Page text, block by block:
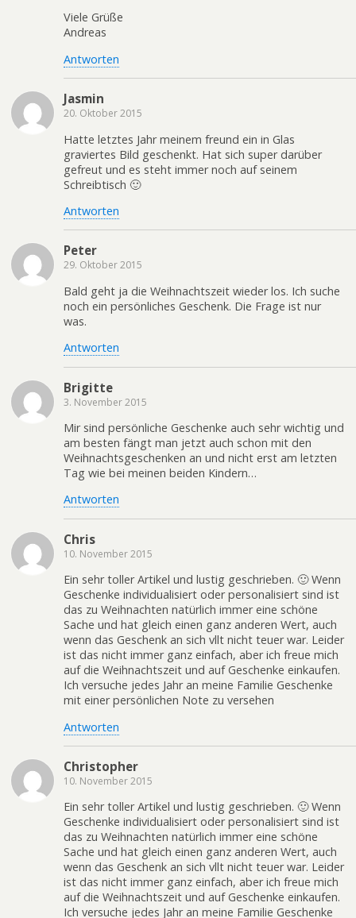
Viele Grüße
Andreas
Antworten
Jasmin
20. Oktober 2015
Hatte letztes Jahr meinem freund ein in Glas
graviertes Bild geschenkt. Hat sich super darüber
gefreut und es steht immer noch auf seinem
Schreibtisch 🙂
Antworten
Peter
29. Oktober 2015
Bald geht ja die Weihnachtszeit wieder los. Ich suche
noch ein persönliches Geschenk. Die Frage ist nur
was.
Antworten
Brigitte
3. November 2015
Mir sind persönliche Geschenke auch sehr wichtig und
am besten fängt man jetzt auch schon mit den
Weihnachtsgeschenken an und nicht erst am letzten
Tag wie bei meinen beiden Kindern…
Antworten
Chris
10. November 2015
Ein sehr toller Artikel und lustig geschrieben. 🙂 Wenn
Geschenke individualisiert oder personalisiert sind ist
das zu Weihnachten natürlich immer eine schöne
Sache und hat gleich einen ganz anderen Wert, auch
wenn das Geschenk an sich vllt nicht teuer war. Leider
ist das nicht immer ganz einfach, aber ich freue mich
auf die Weihnachtszeit und auf Geschenke einkaufen.
Ich versuche jedes Jahr an meine Familie Geschenke
mit einer persönlichen Note zu versehen
Antworten
Christopher
10. November 2015
Ein sehr toller Artikel und lustig geschrieben. 🙂 Wenn
Geschenke individualisiert oder personalisiert sind ist
das zu Weihnachten natürlich immer eine schöne
Sache und hat gleich einen ganz anderen Wert, auch
wenn das Geschenk an sich vllt nicht teuer war. Leider
ist das nicht immer ganz einfach, aber ich freue mich
auf die Weihnachtszeit und auf Geschenke einkaufen.
Ich versuche jedes Jahr an meine Familie Geschenke